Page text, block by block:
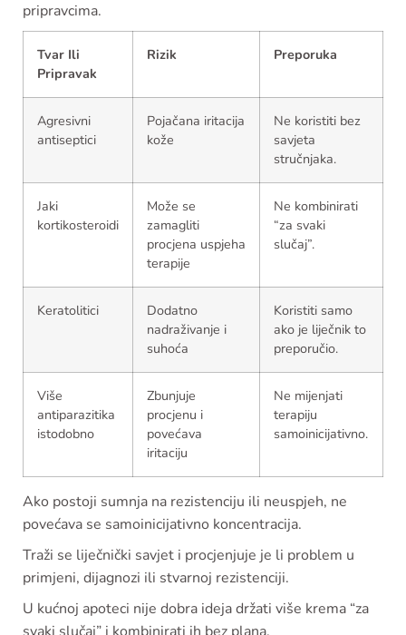
pripravcima.
Tvar Ili
Pripravak
Rizik Preporuka
Agresivni
antiseptici
Pojačana iritacija
kože
Ne koristiti bez
savjeta
stručnjaka.
Jaki
kortikosteroidi
Može se
zamagliti
procjena uspjeha
terapije
Ne kombinirati
“za svaki
slučaj”.
Keratolitici
Dodatno
nadraživanje i
suhoća
Koristiti samo
ako je liječnik to
preporučio.
Više
antiparazitika
istodobno
Zbunjuje
procjenu i
povećava
iritaciju
Ne mijenjati
terapiju
samoinicijativno.
Ako postoji sumnja na rezistenciju ili neuspjeh, ne
povećava se samoinicijativno koncentracija.
Traži se liječnički savjet i procjenjuje je li problem u
primjeni, dijagnozi ili stvarnoj rezistenciji.
U kućnoj apoteci nije dobra ideja držati više krema “za